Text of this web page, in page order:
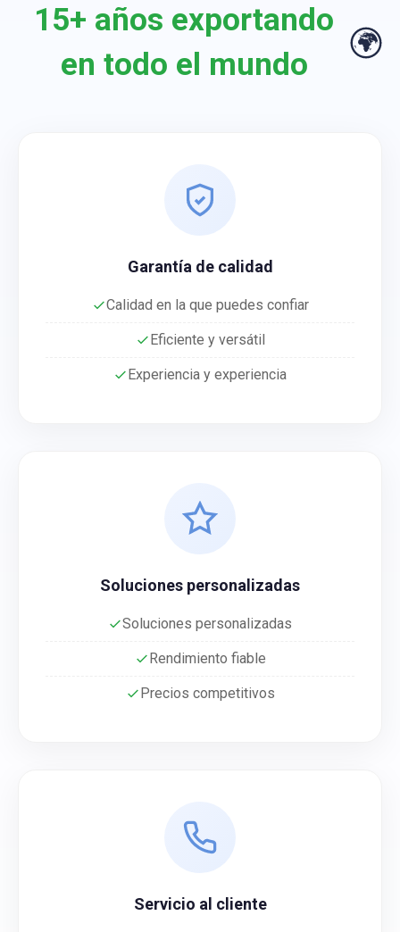
15+ años exportando
en todo el mundo
Garantía de calidad
Calidad en la que puedes confiar
Eficiente y versátil
Experiencia y experiencia
Soluciones personalizadas
Soluciones personalizadas
Rendimiento fiable
Precios competitivos
Servicio al cliente